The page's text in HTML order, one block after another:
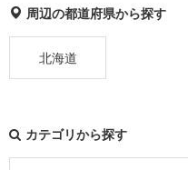
周辺の都道府県から探す
北海道
カテゴリから探す